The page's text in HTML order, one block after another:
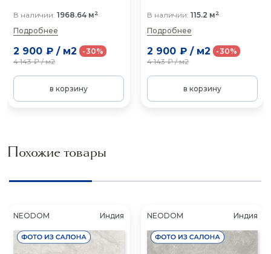
В наличии: 1968.64 м2
Подробнее
2 900 ₽/ м2
4 143 ₽/м2
-30%
в корзину
В наличии: 115.2 м2
Подробнее
2 900 ₽/ м2
4 143 ₽/м2
-30%
в корзину
Похожие товары
NEODOM Индия NEODOM Индия